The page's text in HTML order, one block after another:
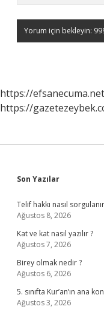
https://efsanecuma.net
https://
Sidebar
Son Yazılar
Telif hakkı nasıl
Ağustos 8, 2026
Kat ve kat nasıl yazılır ?
Ağustos 7, 2026
Birey olmak nedir ?
Ağustos 6, 2026
5. sınıfta Kur’an’ın ana
Ağustos 3, 2026